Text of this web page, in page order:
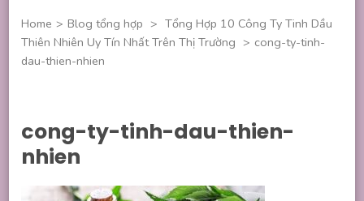
Home > Blog tổng hợp > Tổng Hợp 10 Công Ty Tinh Dầu
Thiên Nhiên Uy Tín Nhất Trên Thị Trường > cong-ty-tinh-
dau-thien-nhien
cong-ty-tinh-dau-thien-
nhien